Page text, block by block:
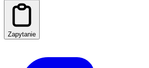
Zapytanie